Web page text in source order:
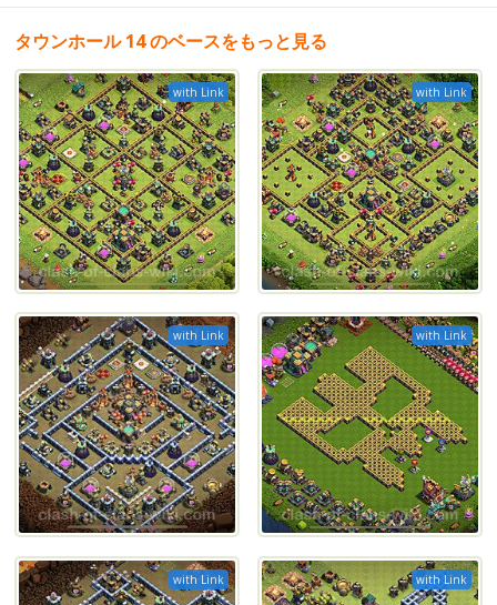
タウンホール 14 のベースをもっと見る
with Link with Link
with Link with Link
with Link with Link